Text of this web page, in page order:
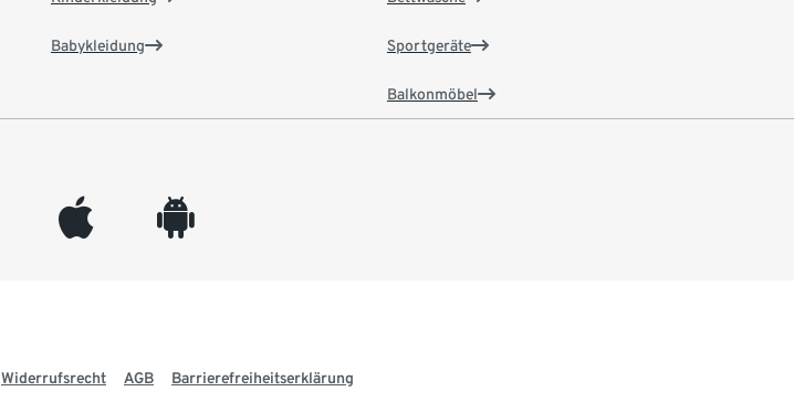
Babykleidung Sportgeräte
Balkonmöbel
appleinc android
Widerrufsrecht AGB Barrierefreiheitserklärung